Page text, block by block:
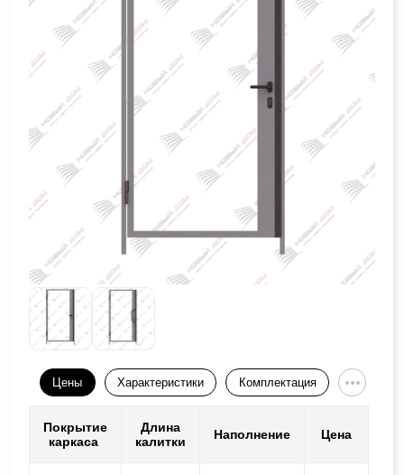
Цены Характеристики Комплектация
Покрытие
каркаса
Длина
калитки
Наполнение Цена